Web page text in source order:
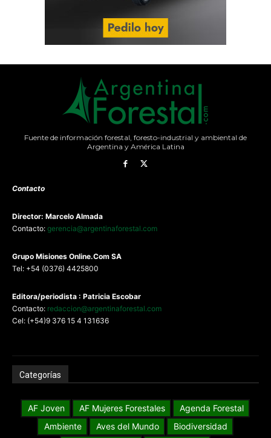
Fuente de información forestal, foresto-industrial y ambiental de
Argentina y América Latina
Contacto
Director: Marcelo Almada
Contacto: gerencia@argentinaforestal.com
Grupo Misiones Online.Com SA
Tel: +54 (0376) 4425800
Editora/periodista : Patricia Escobar
Contacto: redaccion@argentinaforestal.com
Cel: (+54)9 376 15 4 131636
Categorías
AF Joven AF Mujeres Forestales
Agenda Forestal
Ambiente
Aves del Mundo
Biodiversidad